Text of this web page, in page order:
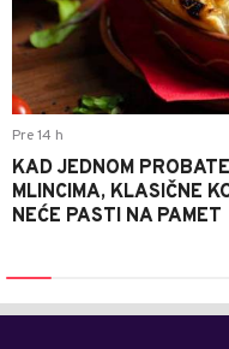
Pre 14 h
KAD JEDNOM
MLINCIMA, KLASIČNE
NEĆE PASTI NA PAMET